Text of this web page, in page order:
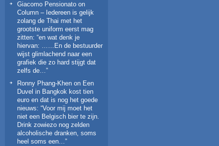
Giacomo Pensionato on
Column – Iedereen is gelijk
zolang de Thai met het
grootste uniform eerst mag
zitten: “en wat denk je
hiervan: ……En de bestuurder
wijst glimlachend naar een
grafiek die zo hard stijgt dat
zelfs de…”
Ronny Phang-Khen on Een
Duvel in Bangkok kost tien
euro en dat is nog het goede
nieuws: “Voor mij moet het
niet een Belgisch bier te zijn.
Drink zowiezo nog zelden
alcoholische dranken, soms
heel soms een…”